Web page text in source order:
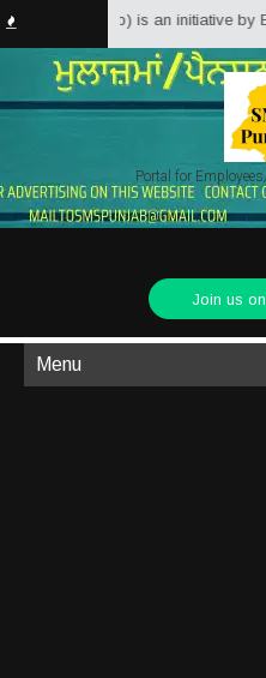
is an initiative by
Portal for
Join us
Menu